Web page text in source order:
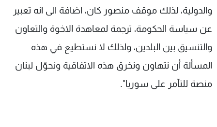
والدولية، لذلك موقف منصور كان، اضافة الى انه تعبير
عن سياسة الحكومة، ترجمة لمعاهدة الاخوة والتعاون
والتنسيق بين البلدين، ولذلك لا نستطيع في هذه
المسألة أن نتهاون ونخرق هذه الاتفاقية ونحوّل لبنان
منصة للتآمر على سوريا".
شاهد البرامج
عن MTV
الإنـتـاج
وظائف
تواصل معنا
شروط الإسـتخدام